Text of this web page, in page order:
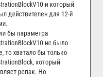
и который
действителен для 12-й
бы параметра
не было
то хватало бы только
который
репак. Но